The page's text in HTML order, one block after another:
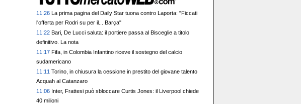
11:26 La prima pagina del Daily Star tuona contro Laporta: "Ficcati
l'offerta per Rodri su per il... Barça"
11:22 Bari, De Lucci saluta: il portiere passa al Bisceglie a titolo
definitivo. La nota
11:17 Fifa, in Colombia Infantino riceve il sostegno del calcio
sudamericano
11:11 Torino, in chiusura la cessione in prestito del giovane talento
Acquah al Catanzaro
11:06 Inter, Frattesi può sbloccare Curtis Jones: il Liverpool chiede
40 milioni